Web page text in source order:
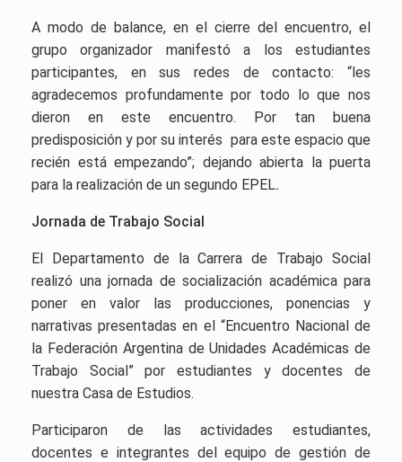
A modo de balance, en el cierre del encuentro, el
grupo organizador manifestó a los estudiantes
participantes, en sus redes de contacto: “les
agradecemos profundamente por todo lo que nos
dieron en este encuentro. Por tan buena
predisposición y por su interés para este espacio que
recién está empezando”; dejando abierta la puerta
para la realización de un segundo EPEL.
Jornada de Trabajo Social
El Departamento de la Carrera de Trabajo Social
realizó una jornada de socialización académica para
poner en valor las producciones, ponencias y
narrativas presentadas en el “Encuentro Nacional de
la Federación Argentina de Unidades Académicas de
Trabajo Social” por estudiantes y docentes de
nuestra Casa de Estudios.
Participaron de las actividades estudiantes,
docentes e integrantes del equipo de gestión de